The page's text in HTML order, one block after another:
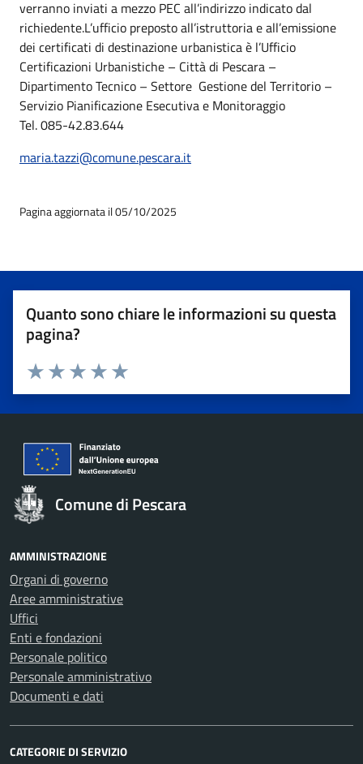
verranno inviati a mezzo PEC all’indirizzo indicato dal
richiedente.L’ufficio preposto all’istruttoria e all’emissione
dei certificati di destinazione urbanistica è l’Ufficio
Certificazioni Urbanistiche – Città di Pescara –
Dipartimento Tecnico – Settore Gestione del Territorio –
Servizio Pianificazione Esecutiva e Monitoraggio
Tel. 085-42.83.644
maria.tazzi@comune.pescara.it
Pagina aggiornata il 05/10/2025
Quanto sono chiare le informazioni su questa
pagina?
Valuta 5 stelle su 5
Valuta 4 stelle su 5
Valuta 3 stelle su 5
Valuta 2 stelle su 5
Valuta 1 stelle su 5
Comune di Pescara
AMMINISTRAZIONE
Organi di governo
Aree amministrative
Uffici
Enti e fondazioni
Personale politico
Personale amministrativo
Documenti e dati
CATEGORIE DI SERVIZIO